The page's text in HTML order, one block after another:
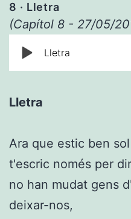
8 · Lletra
(Capítol 8 - 27/05/
Lletra
Lletra
Ara que estic ben
t'escric només per
no han mudat gens
deixar-nos,